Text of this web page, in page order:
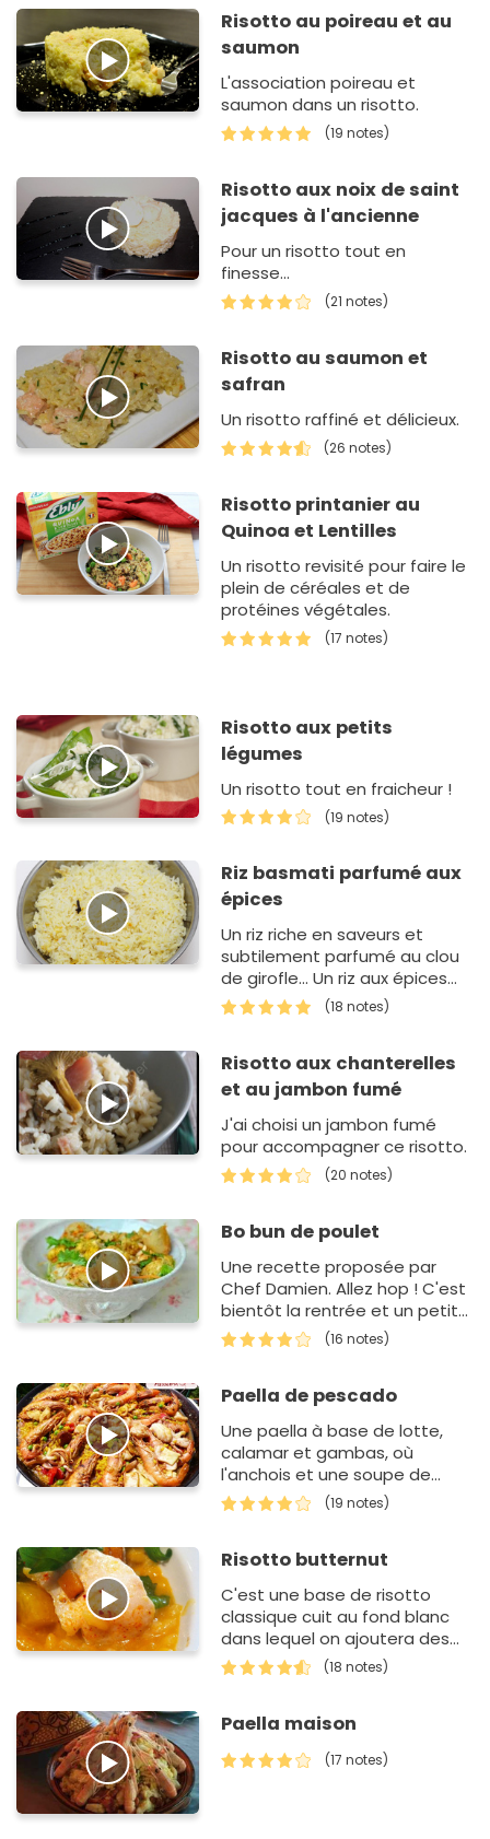
Risotto au poireau et au
saumon
L'association poireau et
saumon dans un risotto.
(19 notes)
Risotto aux noix de saint
jacques à l'ancienne
Pour un risotto tout en
finesse...
(21 notes)
Risotto au saumon et
safran
Un risotto raffiné et délicieux.
(26 notes)
Risotto printanier au
Quinoa et Lentilles
Un risotto revisité pour faire le
plein de céréales et de
protéines végétales.
(17 notes)
Risotto aux petits
légumes
Un risotto tout en fraicheur !
(19 notes)
Riz basmati parfumé aux
épices
Un riz riche en saveurs et
subtilement parfumé au clou
de girofle... Un riz aux épices
pour accompagner vos plats.
(18 notes)
Risotto aux chanterelles
et au jambon fumé
J'ai choisi un jambon fumé
pour accompagner ce risotto.
(20 notes)
Bo bun de poulet
Une recette proposée par
Chef Damien. Allez hop ! C'est
bientôt la rentrée et un petit
plat simple, goûteux et
surtout rapide, c'est ce qu…
(16 notes)
Paella de pescado
Une paella à base de lotte,
calamar et gambas, où
l'anchois et une soupe de
rouget viennent palier
l'absence de moules (qui
poissonni…
(19 notes)
Risotto butternut
C'est une base de risotto
classique cuit au fond blanc
dans lequel on ajoutera des
dès de courge butternut juste
snacké, le risotto sera lié au
(18 notes)
Paella maison
(17 notes)